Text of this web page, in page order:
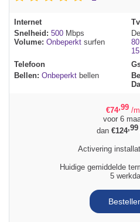
Internet
Snelheid: 500 Mbps
Volume: Onbeperkt surfen
Tv
80
15
Telefoon
Bellen: Onbeperkt bellen
€74,99 /
voor 6
dan €124,99
Activering
Huidige gemiddelde
5